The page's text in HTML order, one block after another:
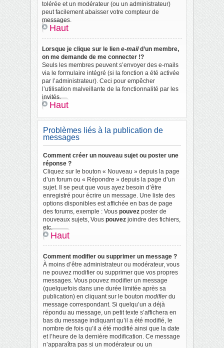
tolérée et un modérateur (ou un administrateur)
peut facilement abaisser votre compteur de
messages.
Haut
Lorsque je clique sur le lien e-maild’un membre,
on me demande de me connecter !?
Seuls les membres peuvent s’envoyer des e-mails
via le formulaire intégré (si la fonction a été activée
par l’administrateur). Ceci pour empêcher
l’utilisation malveillante de la fonctionnalité par les
invités.
Haut
Problèmes liés à la publication de
messages
Comment créer un nouveau sujet ou poster une
réponse ?
Cliquez sur le bouton « Nouveau » depuis la page
d’un forum ou « Répondre » depuis la page d’un
sujet. Il se peut que vous ayez besoin d’être
enregistré pour écrire un message. Une liste des
options disponibles est affichée en bas de page
des forums, exemple : Vous pouvez poster de
nouveaux sujets, Vous pouvez joindre des fichiers,
etc.
Haut
Comment modifier ou supprimer un message ?
À moins d’être administrateur ou modérateur, vous
ne pouvez modifier ou supprimer que vos propres
messages. Vous pouvez modifier un message
(quelquefois dans une durée limitée après sa
publication) en cliquant sur le bouton modifierdu
message correspondant. Si quelqu’un a déjà
répondu au message, un petit texte s’affichera en
bas du message indiquant qu’il a été modifié, le
nombre de fois qu’il a été modifié ainsi que la date
et l’heure de la dernière modification. Ce message
n’apparaîtra pas si un modérateur ou un